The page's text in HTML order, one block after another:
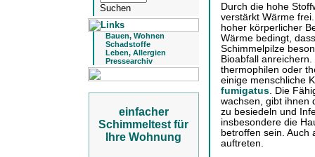
Bauen, Wohnen
Schadstoffe
Leben, Allergien
Pressearchiv
einfacher
Schimmeltest für
Ihre Wohnung
Durch die hohe
verstärkt Wärme
hoher körperlicher
Wärme bedingt,
Schimmelpilze
Bioabfall
thermophilen oder
einige menschliche
fumigatus . Die
wachsen, gibt ihnen
zu besiedeln und
insbesondere die
betroffen sein. Auch
auftreten.